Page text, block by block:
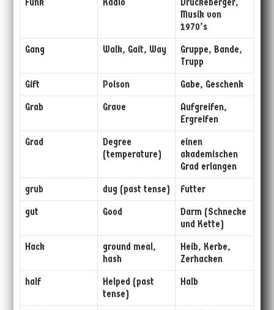
Funk
Radio
Drückeberger,
Musik von
1970’s
Gang
Walk, Gait, Way
Gruppe, Bande,
Trupp
Gift
Poison
Gabe, Geschenk
Grab
Grave
Aufgreifen,
Ergreifen
Grad
Degree
(temperature)
einen
akademischen
Grad erlangen
grub
dug (past tense)
Futter
gut
Good
Darm (Schnecke
und Kette)
Hack
ground meal,
hash
Heib, Kerbe,
Zerhacken
half
Helped (past
tense)
Halb